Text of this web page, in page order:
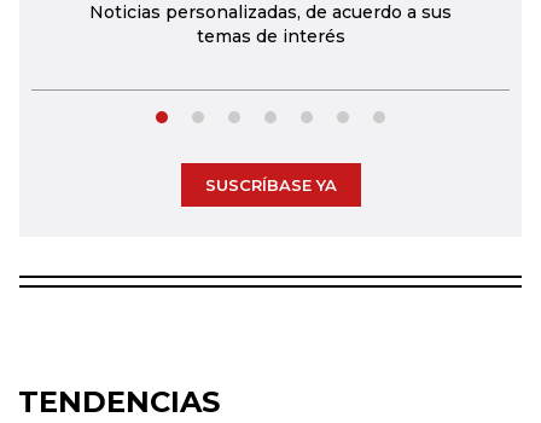
Noticias personalizadas, de acuerdo a sus
temas de interés
SUSCRÍBASE YA
TENDENCIAS